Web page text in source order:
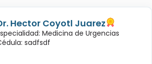
Hector Coyotl Juarez
Medicina de Urgencias
sadfsdf